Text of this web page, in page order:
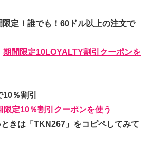
限定！誰でも！60ドル以上の注文で
期間限定10LOYALTY割引クーポンを
％割引
限定10％割引クーポンを使う
きは「TKN267」をコピペしてみて